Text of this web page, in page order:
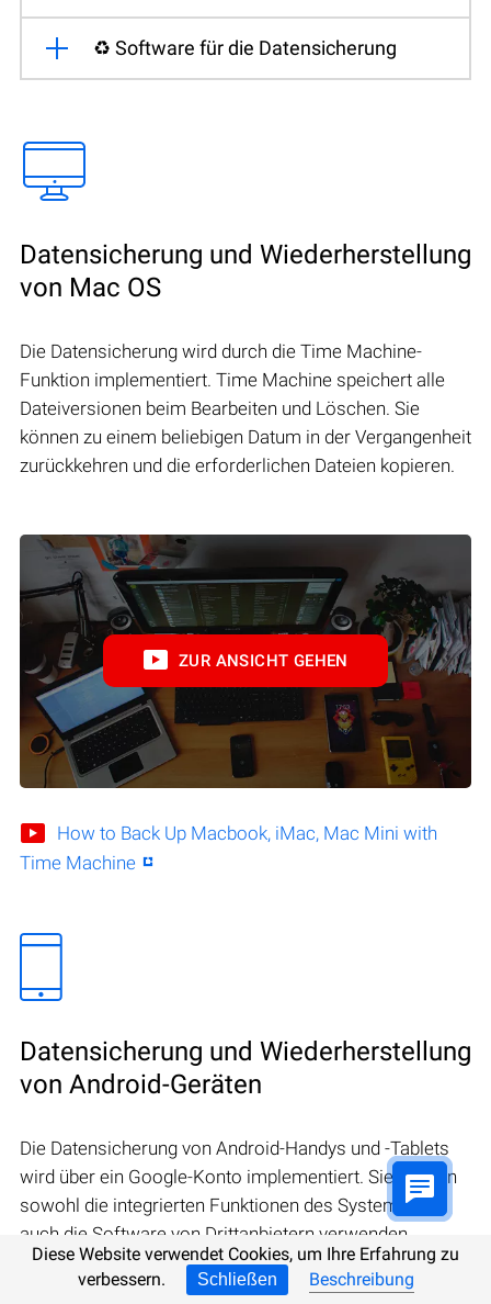
♻️ Software für die Datensicherung
Datensicherung und Wiederherstellung
von Mac OS
Die Datensicherung wird durch die Time Machine-
Funktion implementiert. Time Machine speichert alle
Dateiversionen beim Bearbeiten und Löschen. Sie
können zu einem beliebigen Datum in der Vergangenheit
zurückkehren und die erforderlichen Dateien kopieren.
ZUR ANSICHT GEHEN
How to Back Up Macbook, iMac, Mac Mini with
Time Machine
Datensicherung und Wiederherstellung
von Android-Geräten
Die Datensicherung von Android-Handys und -Tablets
wird über ein Google-Konto implementiert. Sie können
sowohl die integrierten Funktionen des Systems als
auch die Software von Drittanbietern verwenden.
Diese Website verwendet Cookies, um Ihre Erfahrung zu
verbessern.
Schließen Beschreibung